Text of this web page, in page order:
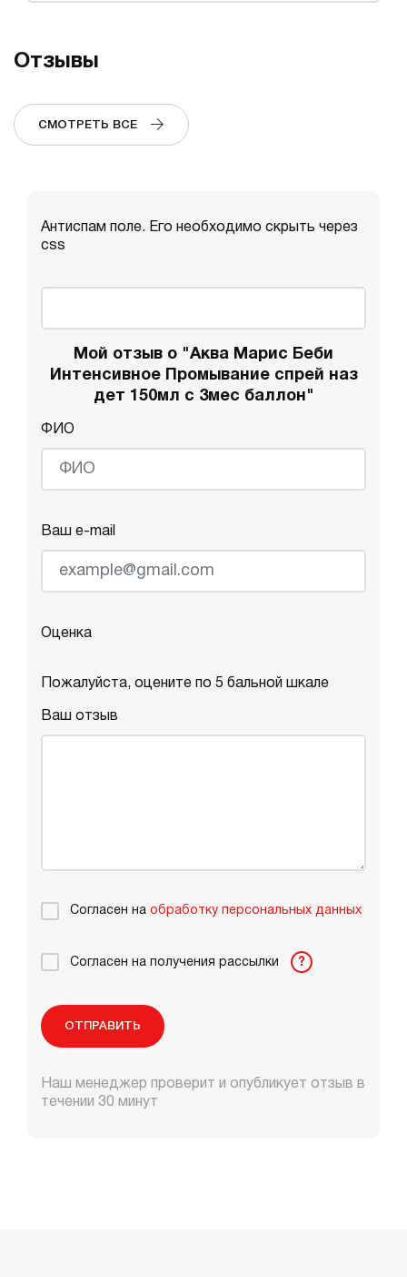
Отзывы
СМОТРЕТЬ ВСЕ
Антиспам поле. Его необходимо скрыть через
css
Мой отзыв о "Аква Марис Беби
Интенсивное Промывание спрей наз
дет 150мл с 3мес баллон"
ФИО
Ваш e-mail
Оценка
Пожалуйста, оцените по 5 бальной шкале
Ваш отзыв
Согласен на обработку персональных данных
Согласен на получения рассылки ?
ОТПРАВИТЬ
Наш менеджер проверит и опубликует отзыв в
течении 30 минут